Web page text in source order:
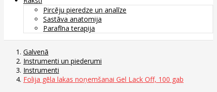
Pircēju pieredze un analīze
Sastāva anatomija
Parafīna terapija
Galvenā
Instrumenti un piederumi
Instrumenti
Folija gēla lakas noņemšanai Gel Lack Off, 100 gab